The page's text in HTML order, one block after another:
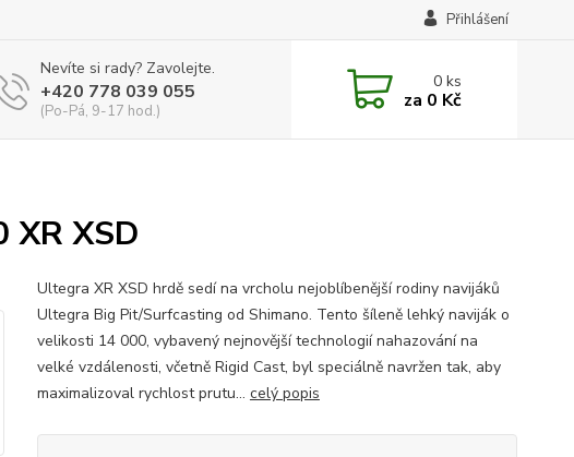
Přihlášení
Nevíte si rady? Zavolejte.
+420 778 039 055
(Po-Pá, 9-17 hod.)
0ks
za 0 Kč
XR XSD
Ultegra XR XSD hrdě sedí na vrcholu nejoblíbenější rodiny navijáků
Ultegra Big Pit/Surfcasting od Shimano. Tento šíleně lehký naviják o
velikosti 14 000, vybavený nejnovější technologií nahazování na
velké vzdálenosti, včetně Rigid Cast, byl speciálně navržen tak, aby
maximalizoval rychlost prutu... celý popis